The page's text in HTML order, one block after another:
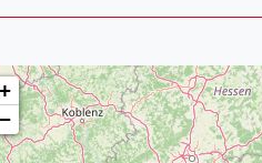
am Main
+
−